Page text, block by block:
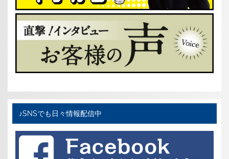
♪SNSでも日々情報配信中